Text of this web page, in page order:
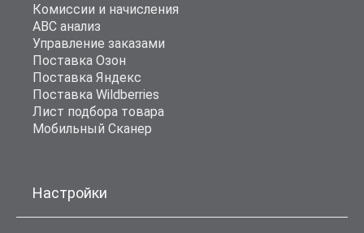
Комиссии и начисления
ABC анализ
Управление заказами
Поставка Озон
Поставка Яндекс
Поставка Wildberries
Лист подбора товара
Мобильный Сканер
Настройки